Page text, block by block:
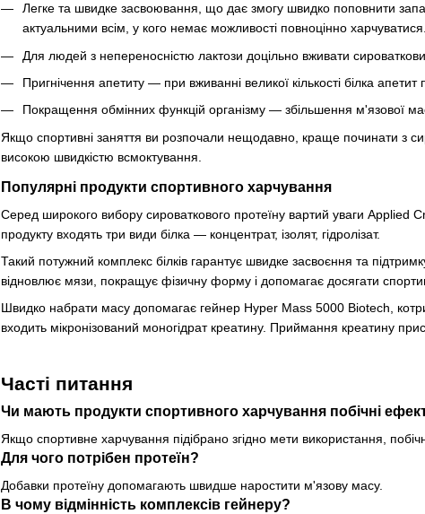
Легке та швидке засвоювання, що дає змогу швидко поповнити
актуальними всім, у кого немає можливості повноцінно харчуватися.
Для людей з непереносністю лактози доцільно вживати
Пригнічення апетиту — при вживанні великої кількості білка
Покращення обмінних функцій організму — збільшення м'язової
Якщо спортивні заняття ви розпочали нещодавно, краще починати з
високою швидкістю всмоктування.
Популярні продукти спортивного харчування
Серед широкого вибору сироваткового протеїну вартий уваги Applied
продукту входять три види білка — концентрат, ізолят, гідролізат.
Такий потужний комплекс білків гарантує швидке засвоєння та
відновлює мязи, покращує фізичну форму і допомагає досягати
Швидко набрати масу допомагає гейнер Hyper Mass 5000 Biotech,
входить мікронізований моногідрат креатину. Приймання креатину
Часті питання
Чи мають продукти спортивного харчування побічні
Якщо спортивне харчування підібрано згідно мети використання,
Для чого потрібен протеїн?
Добавки протеїну допомагають швидше наростити м'язову масу.
В чому відмінність комплексів гейнеру?